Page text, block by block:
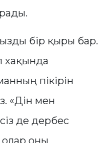
бір қыры бар.
хақында
пікірін
«Дін мен
де дербес
оны